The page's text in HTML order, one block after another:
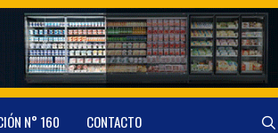
N° 160 CONTACTO